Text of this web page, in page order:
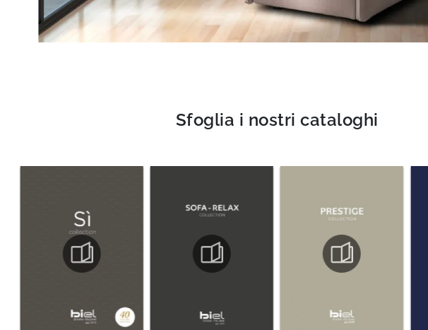
Sfoglia i nostri cataloghi